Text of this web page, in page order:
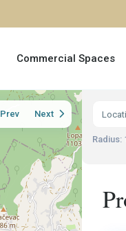
Commercial Spaces
Prev Next
Radius: